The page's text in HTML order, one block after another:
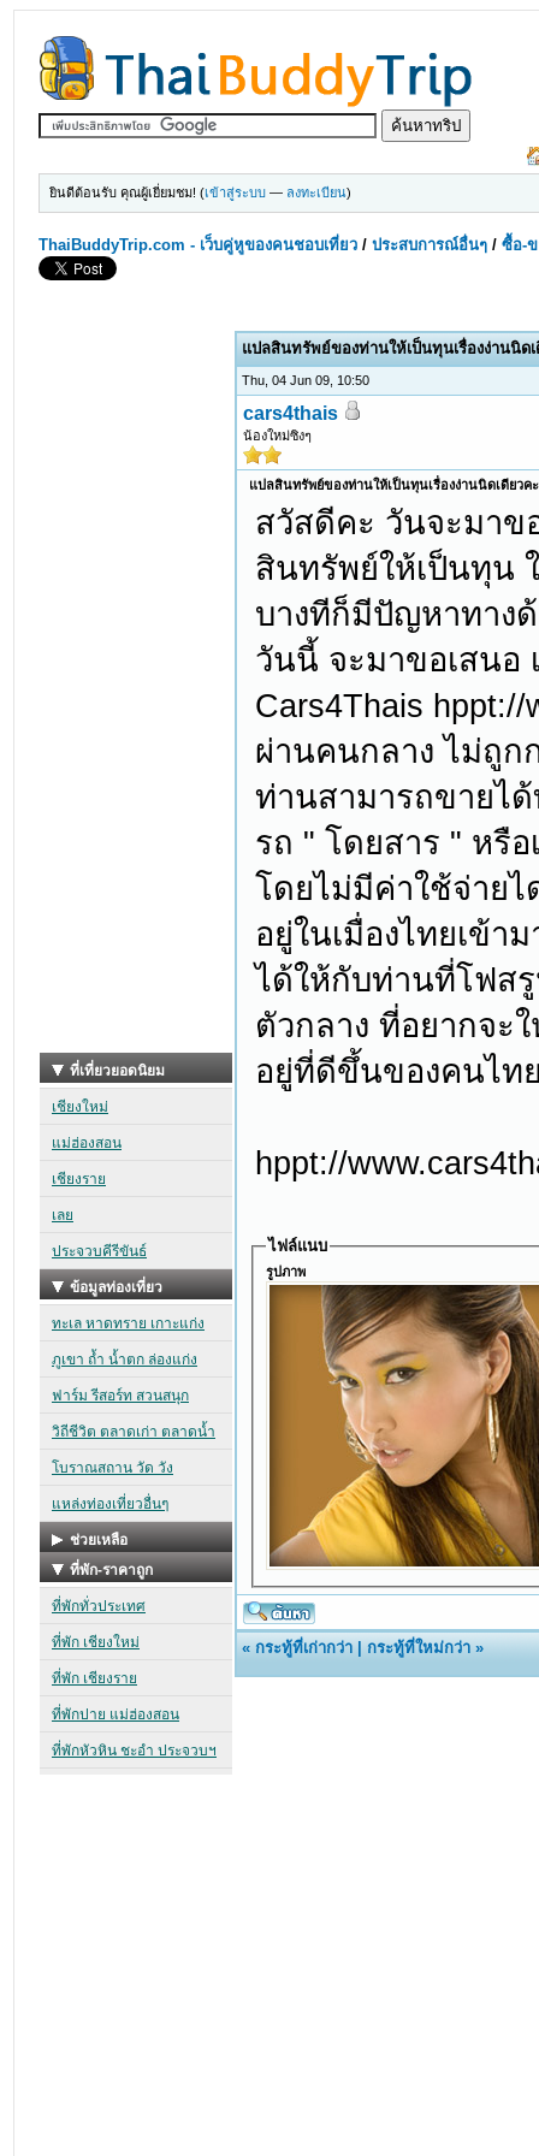
ยินดีต้อนรับ คุณผู้เยี่ยมชม! (เข้าสู่ระบบ — ลงทะเบียน)
ThaiBuddyTrip.com - เว็บคู่หูของคนชอบเที่ยว /ประสบการณ์อื่นๆ /ซื้อ-ข
แปลสินทรัพย์ของท่านให้เป็นทุนเรื่องง่านนิด
Thu, 04 Jun 09, 10:50
cars4thais
น้องใหม่ซิงๆ
แปลสินทรัพย์ของท่านให้เป็นทุนเรื่องง่านนิดเดียวคะ
สวัสดีคะ วันจะมาข
สินทรัพย์ให้เป็นทุน
บางทีก็มีปัญหาทาง
วันนี้ จะมาขอเสนอ
Cars4Thais
ผ่านคนกลาง ไม่ถูก
ท่านสามารถขายไ
รถ " โดยสาร " หรื
โดยไม่มีค่าใช้จ่ายไ
อยู่ในเมื่องไทยเข้า
ได้ให้กับท่านที่โฟส
ตัวกลาง ที่อยากจะ
อยู่ที่ดีขึ้นของคนไท
hppt://
ไฟล์แนบ
รูปภาพ
«กระทู้ที่เก่ากว่า |กระทู้ที่ใหม่กว่า »